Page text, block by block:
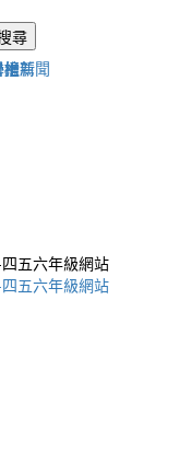
尋
榜新聞
推薦
五六年級網站
五六年級網站